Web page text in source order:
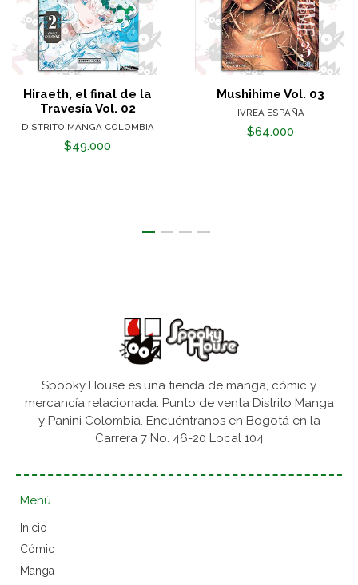
Hiraeth, el final de la
Travesía Vol. 02
DISTRITO MANGA COLOMBIA
$49.000
Mushihime Vol. 03
IVREA ESPAÑA
$64.000
Spooky House es una tienda de manga, cómic y
mercancía relacionada. Punto de venta Distrito Manga
y Panini Colombia. Encuéntranos en Bogotá en la
Carrera 7 No. 46-20 Local 104
Menú
Inicio
Cómic
Manga